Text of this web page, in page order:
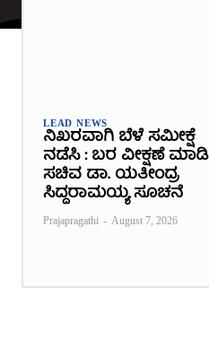
LEAD NEWS
ನಿಖರವಾಗಿ ಬೆಳೆ ಸಮೀಕ್ಷೆ
ನಡೆಸಿ : ಬರ ವೀಕ್ಷಣೆ ಮಾಡಿ
ಸಚಿವ ಡಾ. ಯತೀಂದ್ರ
ಸಿದ್ದರಾಮಯ್ಯ ಸೂಚನೆ
Prajapragathi - August 7, 2026